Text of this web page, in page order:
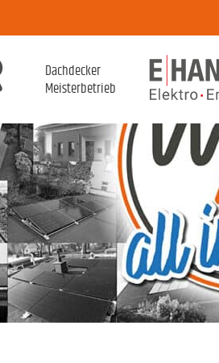
Dachdecker
Meisterbetrieb